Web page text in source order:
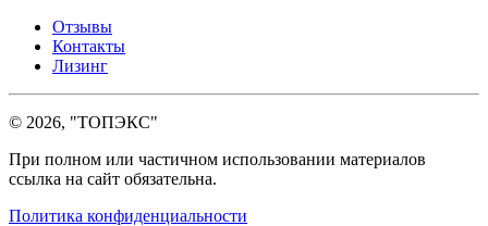
Отзывы
Контакты
Лизинг
© 2026, "ТОПЭКС"
При полном или частичном использовании материалов
ссылка на сайт обязательна.
Политика конфиденциальности